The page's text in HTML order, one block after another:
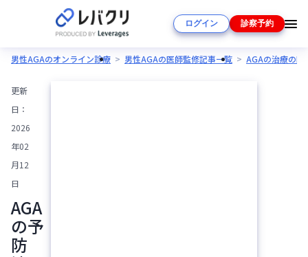
ログイン 診察予約
男性AGAのオンライン診療 男性AGAの医師監修記事一覧 AGAの治療の医
更新
日：
2026
年02
月12
日
AGA
の予
防